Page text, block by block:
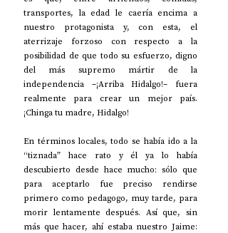
transportes, la edad le caería encima a
nuestro protagonista y, con esta, el
aterrizaje forzoso con respecto a la
posibilidad de que todo su esfuerzo, digno
del más supremo mártir de la
independencia –¡Arriba Hidalgo!– fuera
realmente para crear un mejor país.
¡Chinga tu madre, Hidalgo!
En términos locales, todo se había ido a la
“tiznada” hace rato y él ya lo había
descubierto desde hace mucho: sólo que
para aceptarlo fue preciso rendirse
primero como pedagogo, muy tarde, para
morir lentamente después. Así que, sin
más que hacer, ahí estaba nuestro Jaime: